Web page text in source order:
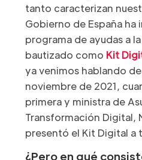
tanto caracterizan
Gobierno de España ha
programa de ayudas a
bautizado como Kit
ya venimos hablando
noviembre de 2021,
primera y ministra de
Transformación Digital,
presentó el Kit Digital a
¿Pero en qué